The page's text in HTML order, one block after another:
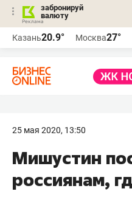
забронируй
валюту
Казань20.9° Москва27°
25 мая 2020, 13:50
Мишустин
россиянам,